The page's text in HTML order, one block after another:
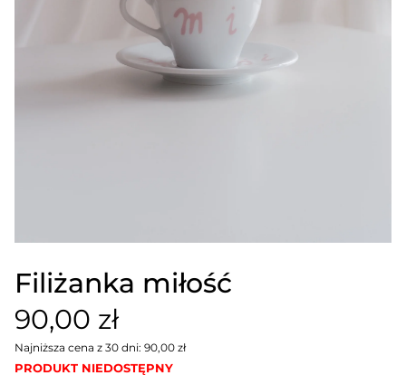
Filiżanka miłość
90,00 zł
Najniższa cena z 30 dni: 90,00 zł
PRODUKT NIEDOSTĘPNY